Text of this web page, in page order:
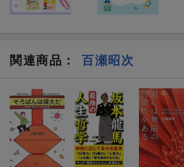
関連商品 ： 百瀬昭次